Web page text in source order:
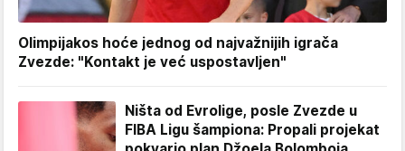
Olimpijakos hoće jednog od najvažnijih igrača
Zvezde: "Kontakt je već uspostavljen"
Ništa od Evrolige, posle Zvezde u
FIBA Ligu šampiona: Propali projekat